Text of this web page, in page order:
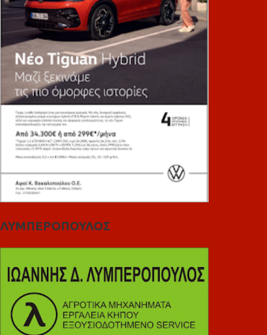
ΛΥΜΠΕΡΟΠΟΥΛΟΣ